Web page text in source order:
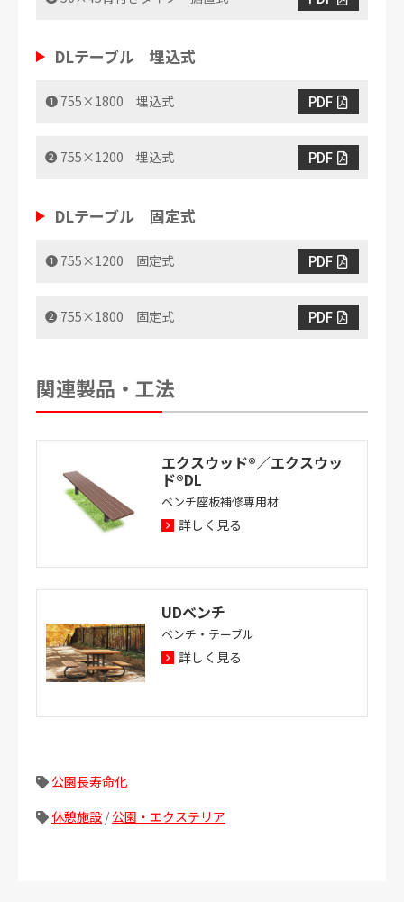
DLテーブル 埋込式
❶ 755×1800 埋込式 PDF
❷ 755×1200 埋込式 PDF
DLテーブル 固定式
❶ 755×1200 固定式 PDF
❷ 755×1800 固定式 PDF
関連製品・工法
エクスウッド®／エクスウッ
ド®DL
ベンチ座板補修専用材
詳しく見る
UDベンチ
ベンチ・テーブル
詳しく見る
公園長寿命化
休憩施設 / 公園・エクステリア